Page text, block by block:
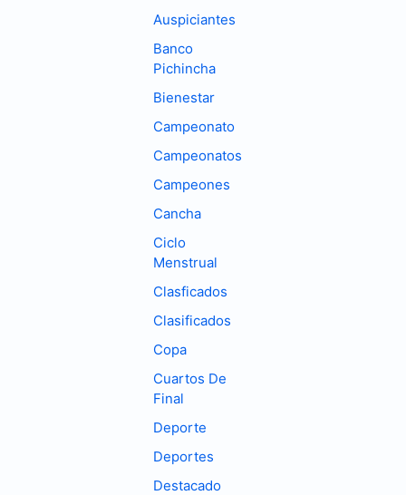
Auspiciantes
Banco
Pichincha
Bienestar
Campeonato
Campeonatos
Campeones
Cancha
Ciclo
Menstrual
Clasficados
Clasificados
Copa
Cuartos De
Final
Deporte
Deportes
Destacado